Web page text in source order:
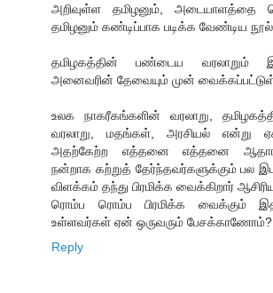
அறிவுள்ள தமிழனும், அடையாளத்தை
தமிழனும் கண்டிப்பாக படிக்க வேண்டிய நூல்.
தமிழகத்தின் பண்டைய வரலாறும்
அனைவரின் தேவையும் முன்
உலக நாகரீகங்களின் வரலாறு,
வரலாறு, மதங்கள், அரசியல் என்று
அதற்கேற்ற எத்தனை எத்தனை
நன்றாக கற்றுத் தேர்ந்தவர்களுக்கும் பல
விளக்கம் தந்து பிரமிக்க வைக்கிறார்
ரொம்ப ரொம்ப பிரமிக்க வைக்கும்
உள்ளவர்கள் ஏன் ஒருவரும் பேசக்காணோம்?
Reply